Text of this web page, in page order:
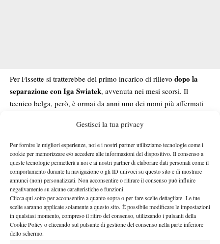
Gestisci la tua privacy
Per fornire le migliori esperienze, noi e i nostri partner utilizziamo tecnologie come i
cookie per memorizzare e/o accedere alle informazioni del dispositivo. Il consenso a
queste tecnologie permetterà a noi e ai nostri partner di elaborare dati personali come il
comportamento durante la navigazione o gli ID univoci su questo sito e di mostrare
annunci (non) personalizzati. Non acconsentire o ritirare il consenso può influire
negativamente su alcune caratteristiche e funzioni.
Clicca qui sotto per acconsentire a quanto sopra o per fare scelte dettagliate. Le tue
scelte saranno applicate solamente a questo sito. È possibile modificare le impostazioni
in qualsiasi momento, compreso il ritiro del consenso, utilizzando i pulsanti della
Cookie Policy o cliccando sul pulsante di gestione del consenso nella parte inferiore
dello schermo.
Per Fissette si tratterebbe del primo incarico di rilievo dopo la
separazione con Iga Swiatek, avvenuta nei mesi scorsi. Il
tecnico belga, però, è ormai da anni uno dei nomi più affermati
con alcune delle più grandi campionesse dell’ultimo decennio.
Kim Clijsters
cui ha conquistato tre Slam tra US Open e Australian Open, ma
anche ai trionfi diAngelique Kerbera Wimbledon e diNaomi
Osaka, guidata verso due titoli Major. Più recentemente aveva
collaborato anche conQinwen Zheng
accompagnata alla vittoria di Wimbledon 2025.
Mboko, canadese classe 2006, è considerata una delle stelle
emergenti del tennis mondiale e dopo gli ottimi risultati ottenuti
negli ultimi mesi,